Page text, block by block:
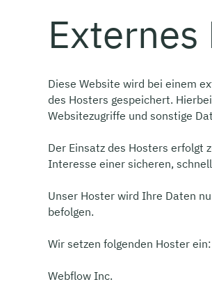
Diese Website wird bei einem
des Hosters gespeichert.
Websitezugriffe und sonstige
Der Einsatz des Hosters erfolgt
Interesse einer sicheren,
Unser Hoster wird Ihre Daten
befolgen.
Wir setzen folgenden Hoster ein:
Webflow Inc.